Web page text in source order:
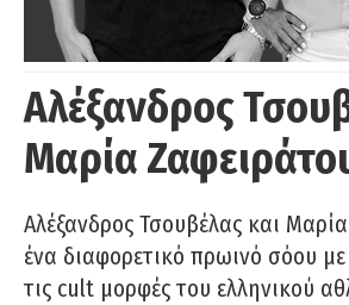
Αλέξανδρος
Μαρία
Αλέξανδρος Τσουβέλας και
ένα διαφορετικό πρωινό σόου
τις cult μορφές του ελληνικού